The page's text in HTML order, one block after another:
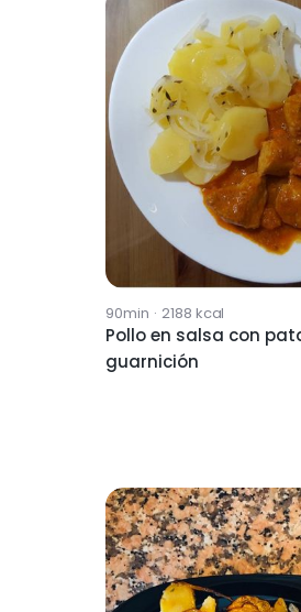
90min · 2188 kcal
Pollo en salsa con
guarnición